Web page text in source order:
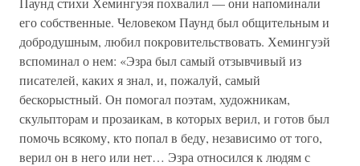
его собственные. Человеком Паунд был общительным и
добродушным, любил покровительствовать. Хемингуэй
вспоминал о нем: «Эзра был самый отзывчивый из
писателей, каких я знал, и, пожалуй, самый
бескорыстный. Он помогал поэтам, художникам,
скульпторам и прозаикам, в которых верил, и готов был
помочь всякому, кто попал в беду, независимо от того,
верил он в него или нет… Эзра относился к людям с